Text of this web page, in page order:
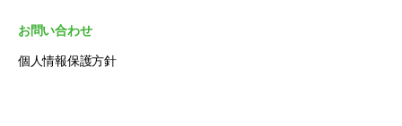
お問い合わせ
個人情報保護方針